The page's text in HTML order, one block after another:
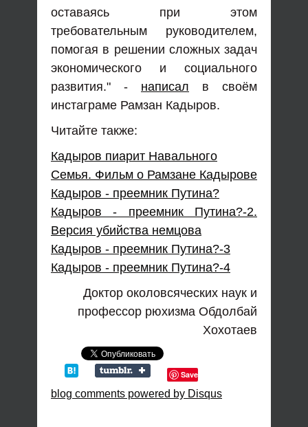
оставаясь при этом
требовательным руководителем,
помогая в решении сложных задач
экономического и социального
развития." - написал в своём
инстаграме Рамзан Кадыров.
Читайте также:
Кадыров пиарит Навального
Семья. Фильм о Рамзане Кадырове
Кадыров - преемник Путина?
Кадыров - преемник Путина?-2.
Версия убийства немцова
Кадыров - преемник Путина?-3
Кадыров - преемник Путина?-4
Доктор околовсяческих наук и
профессор рюхизма Обдолбай
Хохотаев
Save
blog comments powered by Disqus